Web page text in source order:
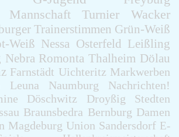
Mannschaft Turnier
Wacker
Trainerstimmen Grün-Weiß
Weiß Nessa Osterfeld Leißling
Nebra Romonta Thalheim Dölau
Farnstädt Uichteritz Markwerben
Leuna Naumburg
Nachrichten!
Döschwitz Droyßig
Stedten
Braunsbedra Bernburg Damen
Magdeburg Union Sandersdorf E-